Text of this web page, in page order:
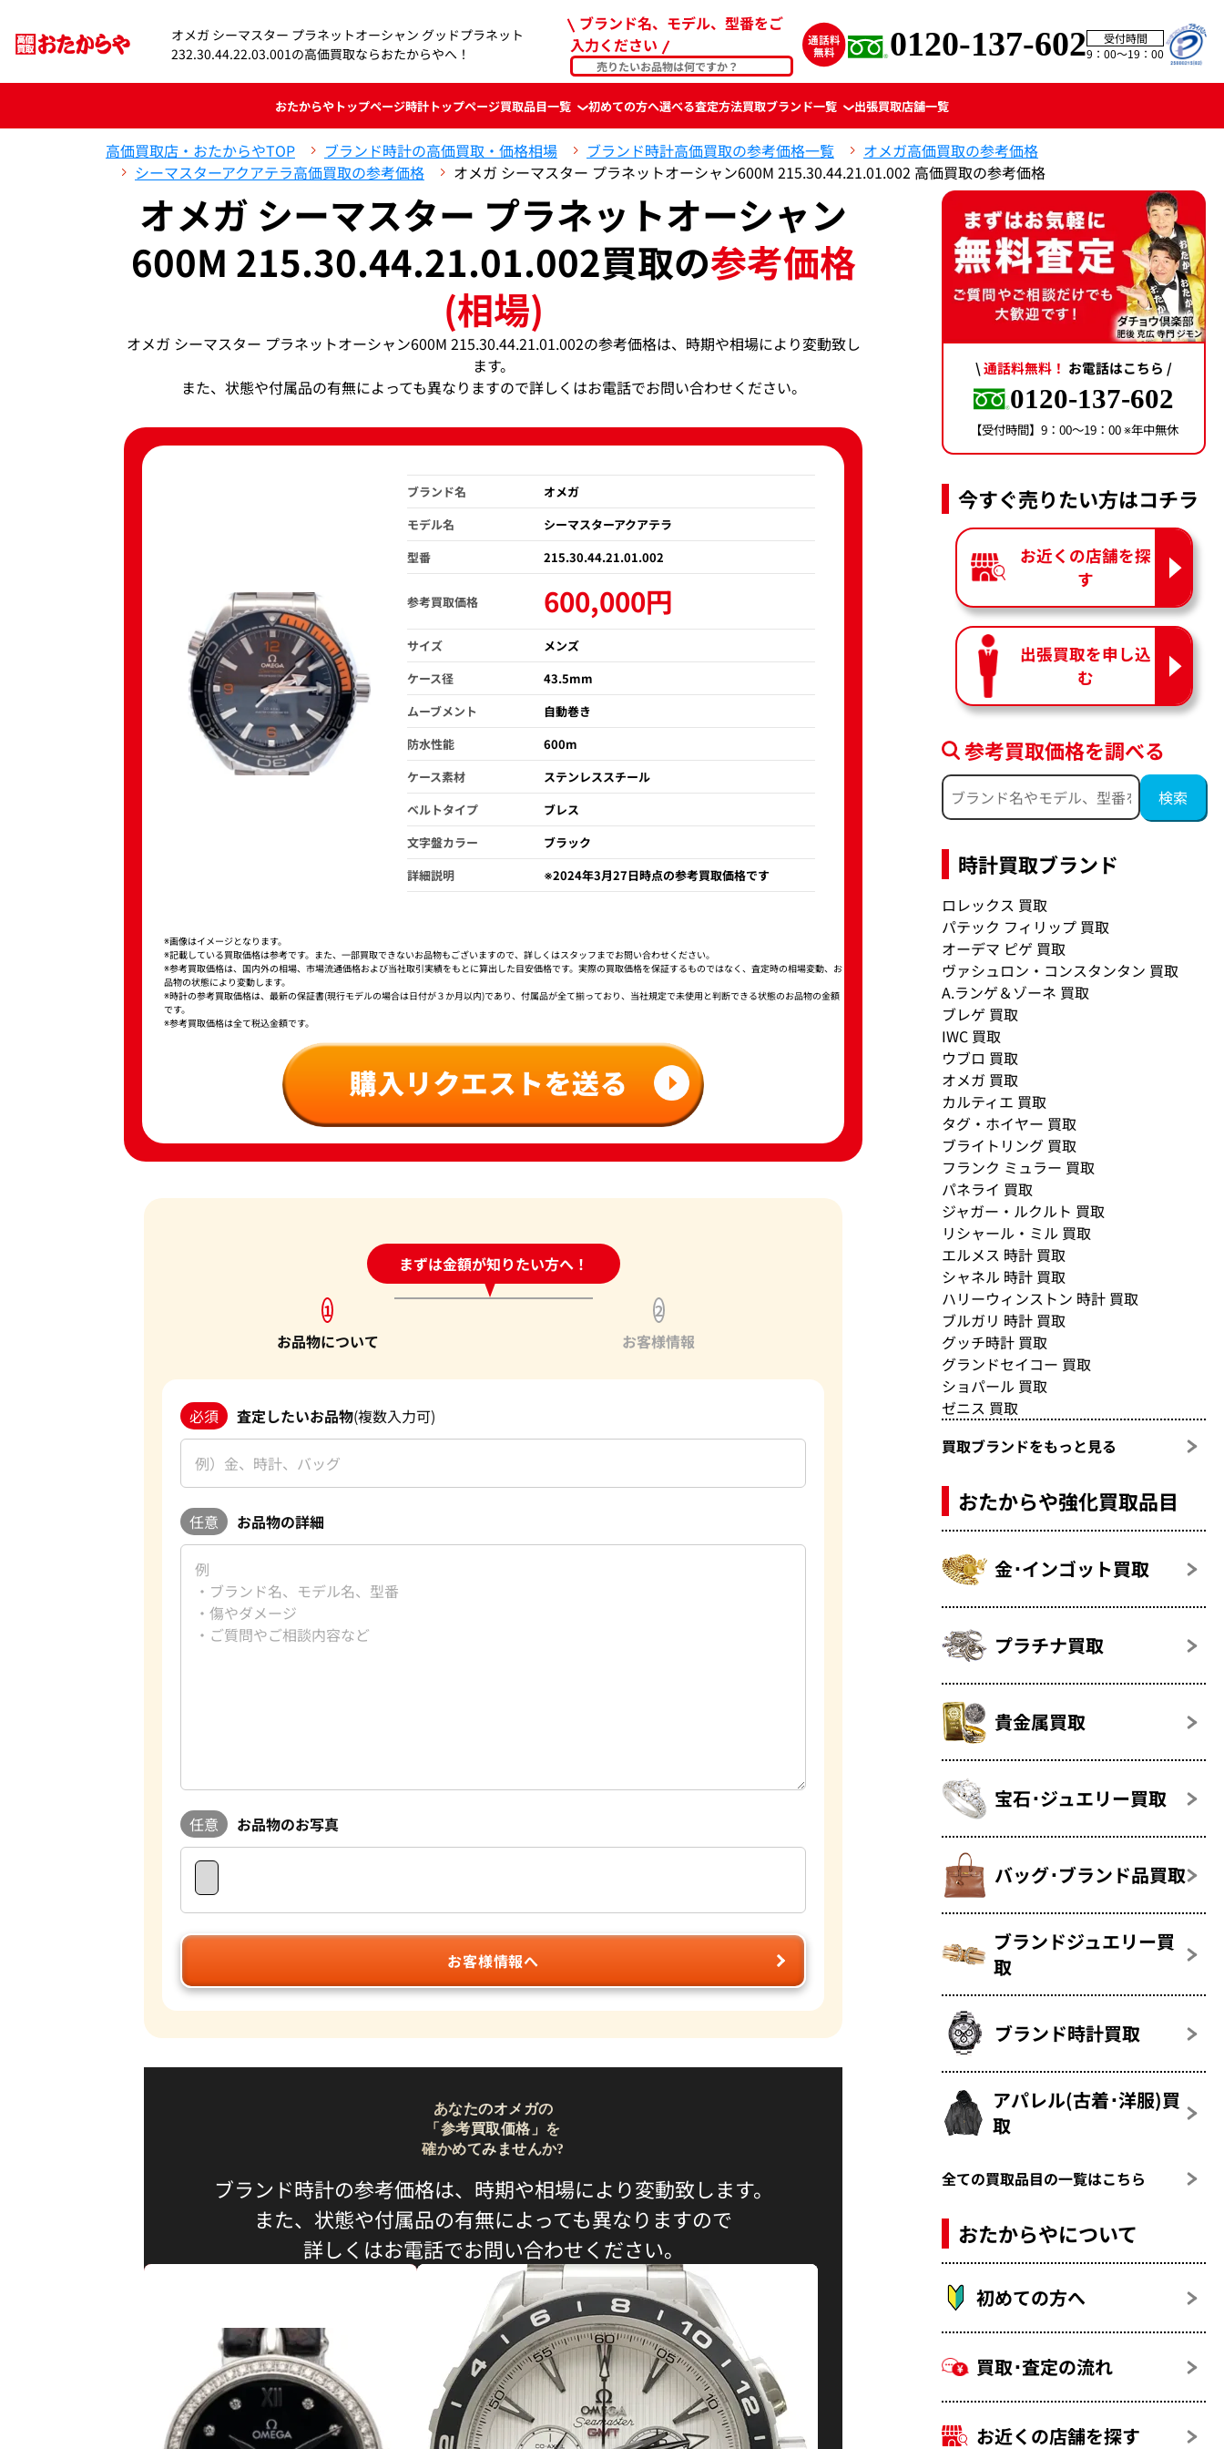
オメガ シーマスター プラネットオーシャン グッドプラネット
232.30.44.22.03.001の高価買取ならおたからやへ！
ブランド名、モデル、型番をご
入力ください
0120-137-602
受付時間
9：00〜19：00
おたからやトップページ時計トップページ買取品目一覧 初めての方へ選べる査定方法買取ブランド一覧 出張買取店舗一覧
高価買取店・おたからやTOP ブランド時計の高価買取・価格相場 ブランド時計高価買取の参考価格一覧
オメガ高価買取の参考価格
シーマスターアクアテラ高価買取の参考価格
オメガ シーマスター プラネットオーシャン600M 215.30.44.21.01.002 高価買取の参考価格
オメガ シーマスター プラネットオーシャン
600M 215.30.44.21.01.002買取の参考価格
(相場)
オメガ シーマスター プラネットオーシャン600M 215.30.44.21.01.002の参考価格は、時期や相場により変動致し
ます。
また、状態や付属品の有無によっても異なりますので詳しくはお電話でお問い合わせください。
ブランド名
オメガ
モデル名
シーマスターアクアテラ
型番
215.30.44.21.01.002
参考買取価格 600,000円
サイズ
メンズ
ケース径
43.5mm
ムーブメント
自動巻き
防水性能
600m
ケース素材
ステンレススチール
ベルトタイプ
ブレス
文字盤カラー
ブラック
詳細説明
※2024年3月27日時点の参考買取価格です
※画像はイメージとなります。
※記載している買取価格は参考です。また、一部買取できないお品物もございますので、詳しくはスタッフまでお問い合わせください。
※参考買取価格は、国内外の相場、市場流通価格および当社取引実績をもとに算出した目安価格です。実際の買取価格を保証するものではなく、査定時の相場変動、お
品物の状態により変動します。
※時計の参考買取価格は、最新の保証書(現行モデルの場合は日付が３か月以内)であり、付属品が全て揃っており、当社規定で未使用と判断できる状態のお品物の金額
です。
※参考買取価格は全て税込金額です。
まずは金額が知りたい方へ！
24時間受付中!問い合わせフォーム
1
お品物について
2
お客様情報
必須 査定したいお品物(複数入力可)
任意 お品物の詳細
任意 お品物のお写真
お客様情報へ
あなたのオメガの
「参考買取価格」を
確かめてみませんか?
ブランド時計の参考価格は、時期や相場により変動致します。
また、状態や付属品の有無によっても異なりますので
詳しくはお電話でお問い合わせください。
\通話料無料！ お電話はこちら /
0120-137-602
【受付時間】9：00〜19：00 ※年中無休
今すぐ売りたい方はコチラ
お近くの店舗を探
す
出張買取を申し込
む
参考買取価格を調べる
時計買取ブランド
ロレックス 買取
パテック フィリップ 買取
オーデマ ピゲ 買取
ヴァシュロン・コンスタンタン 買取
A.ランゲ＆ゾーネ 買取
ブレゲ 買取
IWC 買取
ウブロ 買取
オメガ 買取
カルティエ 買取
タグ・ホイヤー 買取
ブライトリング 買取
フランク ミュラー 買取
パネライ 買取
ジャガー・ルクルト 買取
リシャール・ミル 買取
エルメス 時計 買取
シャネル 時計 買取
ハリーウィンストン 時計 買取
ブルガリ 時計 買取
グッチ時計 買取
グランドセイコー 買取
ショパール 買取
ゼニス 買取
買取ブランドをもっと見る
おたからや強化買取品目
金･インゴット買取
プラチナ買取
貴金属買取
宝石･ジュエリー買取
バッグ･ブランド品買取
ブランドジュエリー買
取
ブランド時計買取
アパレル(古着･洋服)買
取
全ての買取品目の一覧はこちら
おたからやについて
初めての方へ
買取･査定の流れ
お近くの店舗を探す